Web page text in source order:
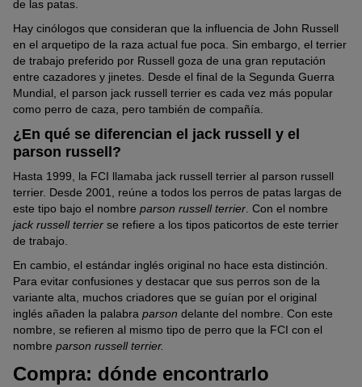
de ser un terrier con una gran asertividad y testarudez.
Por tanto, este perro tan enérgico y seguro de sí mismo necesita
a un cuidador que reaccione a sus peculiaridades con la
consecuencia necesaria y una buena dosis de paciencia. Para
una convivencia armoniosa, también es indispensable que se
pueda mover mucho y que esté entretenido. Cuantas más
opciones tenga de correr y jugar, menos disparates se le
ocurrirán.
Este, a su vez, provoca ceguera al perro.
Atrofia progresiva de retina (PRA): muerte progresiva de
las células de la retina, de origen genético, que provoca
siempre la ceguera en ambos ojos
Además de estas enfermedades oculares, existen casos aislados
de otras patologías. Estas, por suerte, son muy raras en perros
de cría responsable. Estas incluyen laluxación rotular
sordera unilateral o bilateral, causada por el gen piebald de los
perros blancos.
de las patas.
Hay cinólogos que consideran que la influencia de John Russell
en el arquetipo de la raza actual fue poca. Sin embargo, el terrier
de trabajo preferido por Russell goza de una gran reputación
entre cazadores y jinetes. Desde el final de la Segunda Guerra
Mundial, el parson jack russell terrier es cada vez más popular
como perro de caza, pero también de compañía.
¿En qué se diferencian el jack russell y el
parson russell?
Hasta 1999, la FCI llamaba jack russell terrier al parson russell
terrier. Desde 2001, reúne a todos los perros de patas largas de
este tipo bajo el nombre parson russell terrier . Con el nombre
jack russell terrier se refiere a los tipos paticortos de este terrier
de trabajo.
En cambio, el estándar inglés original no hace esta distinción.
Para evitar confusiones y destacar que sus perros son de la
variante alta, muchos criadores que se guían por el original
inglés añaden la palabra parson delante del nombre. Con este
nombre, se refieren al mismo tipo de perro que la FCI con el
nombre parson russell terrier.
Compra: dónde encontrarlo